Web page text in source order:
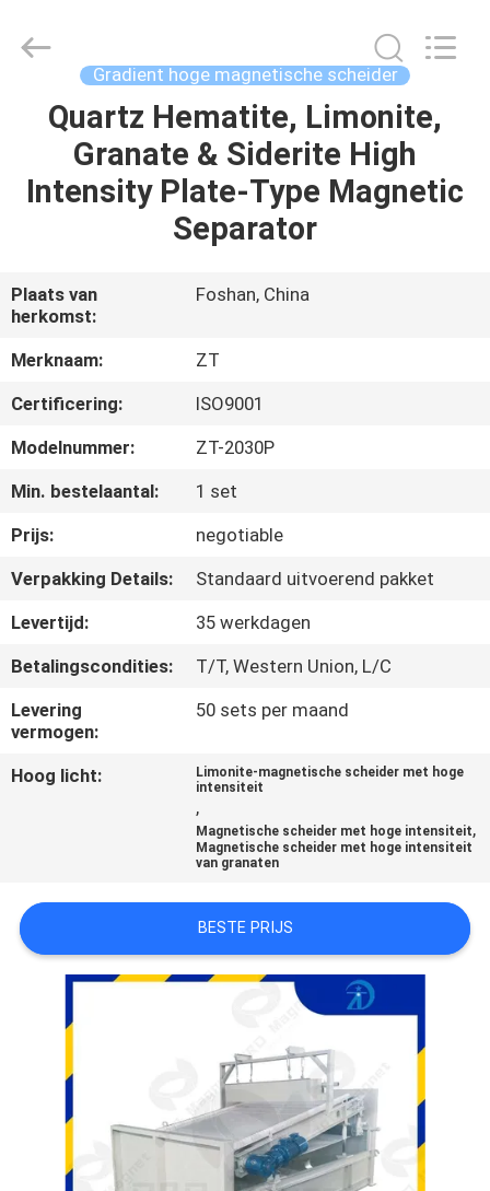
HUIS
PRODUCTEN
ONS
FABRIEKSREIS
KWALITEITSCONTROLE
CONTACTEER
ONS
NIEUWS
KENNIS
GEVALLEN
PRIVACY
POLICY
Ltd..
Gradient hoge magnetische scheider
Quartz Hematite, Limonite,
Granate & Siderite High
Intensity Plate-Type Magnetic
Separator
Plaats van
herkomst:
Foshan, China
Merknaam:
ZT
Certificering:
ISO9001
Modelnummer:
ZT-2030P
Min. bestelaantal:
1 set
Prijs:
negotiable
Verpakking Details:
Standaard uitvoerend pakket
Levertijd:
35 werkdagen
Betalingscondities:
T/T, Western Union, L/C
Levering
vermogen:
50 sets per maand
Hoog licht:
Limonite-magnetische scheider met hoge
intensiteit
,
Magnetische scheider met hoge intensiteit,
Magnetische scheider met hoge intensiteit
van granaten
BESTE PRIJS